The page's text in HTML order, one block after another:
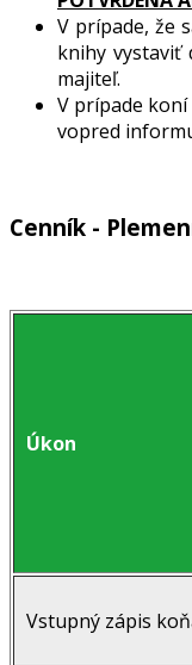
V prípade, že
knihy vystaviť
majiteľ.
V prípade
vopred
Cenník -
Úkon
Vstupný zápis